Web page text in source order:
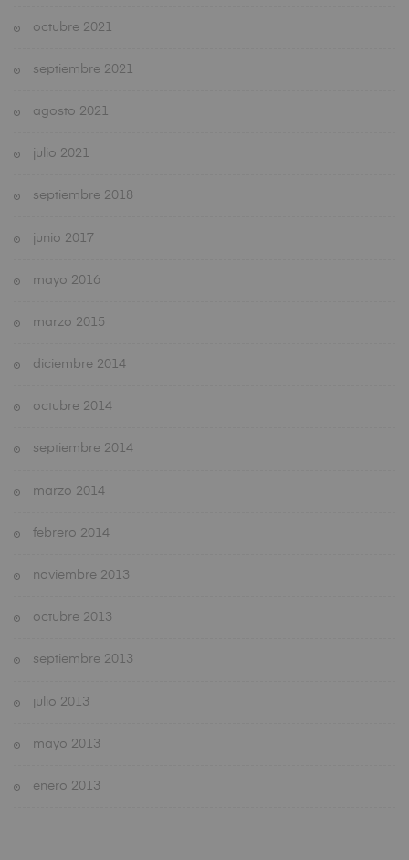
octubre 2021
septiembre 2021
agosto 2021
julio 2021
septiembre 2018
junio 2017
mayo 2016
marzo 2015
diciembre 2014
octubre 2014
septiembre 2014
marzo 2014
febrero 2014
noviembre 2013
octubre 2013
septiembre 2013
julio 2013
mayo 2013
enero 2013